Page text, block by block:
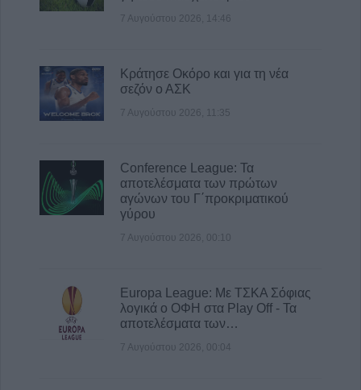
7 Αυγούστου 2026, 14:46
Κράτησε Οκόρο και για τη νέα
σεζόν ο ΑΣΚ
7 Αυγούστου 2026, 11:35
Conference League: Τα
αποτελέσματα των πρώτων
αγώνων του Γ΄προκριματικού
γύρου
7 Αυγούστου 2026, 00:10
Europa League: Με ΤΣΚΑ Σόφιας
λογικά ο ΟΦΗ στα Play Off - Τα
αποτελέσματα των…
7 Αυγούστου 2026, 00:04